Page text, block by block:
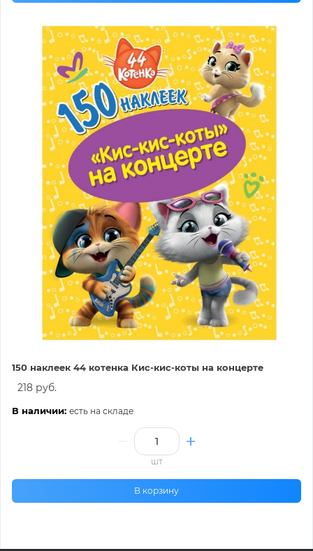
150 наклеек 44 котенка Кис-кис-коты на концерте
218 руб.
В наличии: есть на складе
шт
В корзину